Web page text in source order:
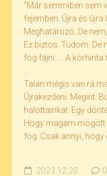
"Már semmiben sem
fejemben. Újra és
Meghatározó. De
Ez biztos. Tudom. De
fog fájni. ... A
Talán mégis van rá
Újrakezdeni. Megint.
halottainkat. Egy
Hogy magam mögött
fog. Csak annyi, hogy
2023.12.20. 0